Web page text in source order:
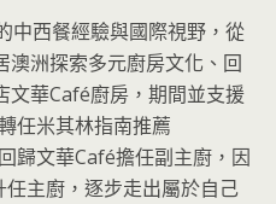
中西餐經驗與國際視野，從
澳洲探索多元廚房文化、回
文華Café廚房，期間並支援
任米其林指南推薦
歸文華Café擔任副主廚，因
主廚，逐步走出屬於自己